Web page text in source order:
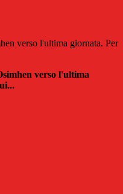
verso l'ultima giornata. Per
verso l'ultima